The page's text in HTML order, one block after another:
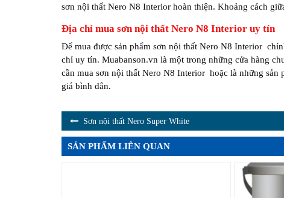
sơn nội thất Nero N8 Interior hoàn thiện. Khoảng cách
Địa chỉ mua sơn nội thất Nero N8 Interior uy tín
Để mua được sản phẩm sơn nội thất Nero N8 Interior
chỉ uy tín. Muabanson.vn là một trong những cửa hàng
cần mua sơn nội thất Nero N8 Interior hoặc là những sản
giá bình dân.
Sơn nội thất Nero Super White
SẢN PHẨM LIÊN QUAN